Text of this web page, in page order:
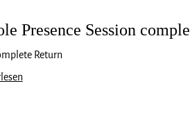
Presence Session
Return